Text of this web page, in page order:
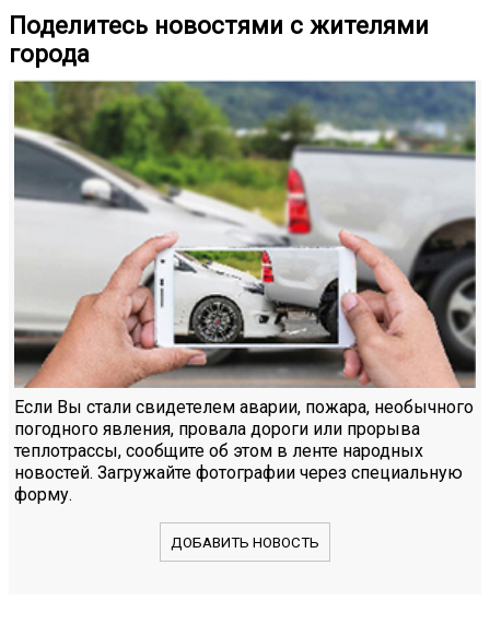
Поделитесь новостями с жителями
города
Если Вы стали свидетелем аварии, пожара, необычного
погодного явления, провала дороги или прорыва
теплотрассы, сообщите об этом в ленте народных
новостей. Загружайте фотографии через специальную
форму.
ДОБАВИТЬ НОВОСТЬ